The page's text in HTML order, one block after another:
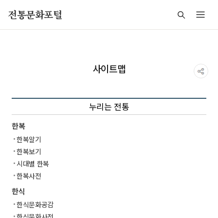
전통문화포털
사이트맵
누리는 전통
한복
한복알기
한복보기
시대별 한복
한복사전
한식
한식문화공감